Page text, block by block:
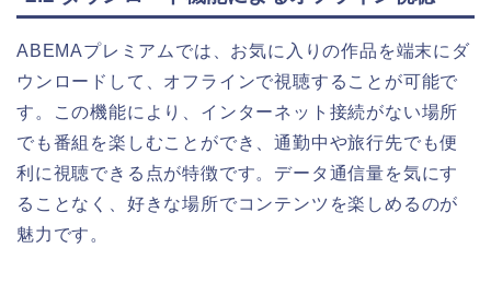
ABEMAプレミアムでは、お気に入りの作品を端末にダ
ウンロードして、オフラインで視聴することが可能で
す。この機能により、インターネット接続がない場所
でも番組を楽しむことができ、通勤中や旅行先でも便
利に視聴できる点が特徴です。データ通信量を気にす
ることなく、好きな場所でコンテンツを楽しめるのが
魅力です。